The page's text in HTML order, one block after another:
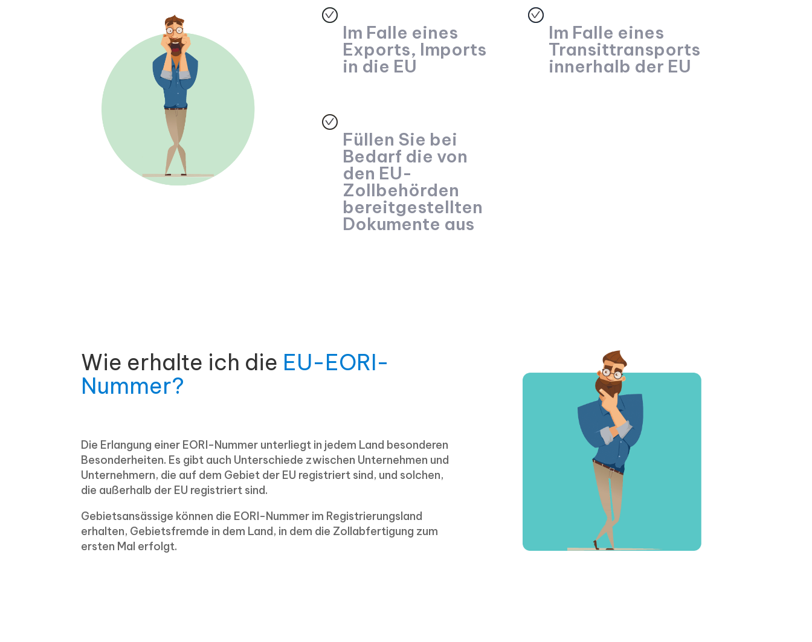
Im Falle eines
Exports, Imports
in die EU
Im Falle eines
Transittransports
innerhalb der EU
Füllen Sie bei
Bedarf die von
den EU-
Zollbehörden
bereitgestellten
Dokumente aus
Wie erhalte ich die EU-EORI-
Nummer?
Die Erlangung einer EORI-Nummer unterliegt in jedem Land besonderen
Besonderheiten. Es gibt auch Unterschiede zwischen Unternehmen und
Unternehmern, die auf dem Gebiet der EU registriert sind, und solchen,
die außerhalb der EU registriert sind.
Gebietsansässige können die EORI-Nummer im Registrierungsland
erhalten, Gebietsfremde in dem Land, in dem die Zollabfertigung zum
ersten Mal erfolgt.